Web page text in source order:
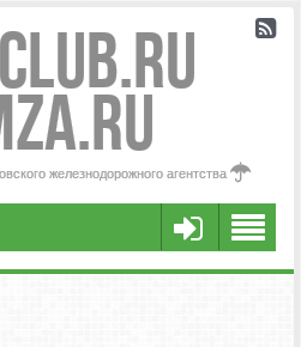
Club.RU
железнодорожного агентства